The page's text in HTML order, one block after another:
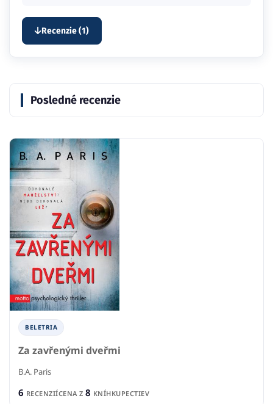
Recenzie (1)
Posledné recenzie
BELETRIA
Za zavřenými dveřmi
B.A. Paris
6 RECENZIÍCENA Z 8 KNÍHKUPECTIEV